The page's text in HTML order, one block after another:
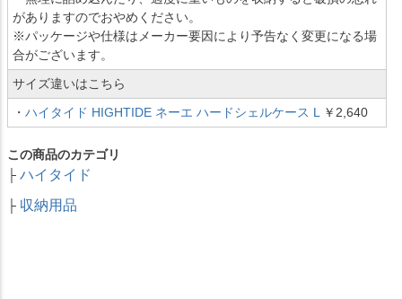
がありますのでおやめください。
※パッケージや仕様はメーカー要因により予告なく変更になる場
合がございます。
サイズ違いはこちら
・ ハイタイド HIGHTIDE ネーエ ハードシェルケース L￥2,640
この商品のカテゴリ
├ ハイタイド
├ 収納用品